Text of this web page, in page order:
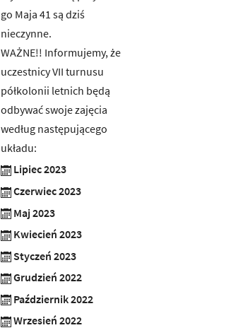
go Maja 41 są dziś
nieczynne.
WAŻNE!! Informujemy, że
uczestnicy VII turnusu
półkolonii letnich będą
odbywać swoje zajęcia
według następującego
układu:
Lipiec 2023
Czerwiec 2023
Maj 2023
Kwiecień 2023
Styczeń 2023
Grudzień 2022
Październik 2022
Wrzesień 2022